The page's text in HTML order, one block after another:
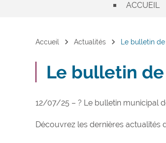
ACCUEIL
Accueil chevron_right Actualités chevron_right Le bulletin
Le bulletin
12/07/25 – ? Le bulletin municipal
Découvrez les dernières actualités